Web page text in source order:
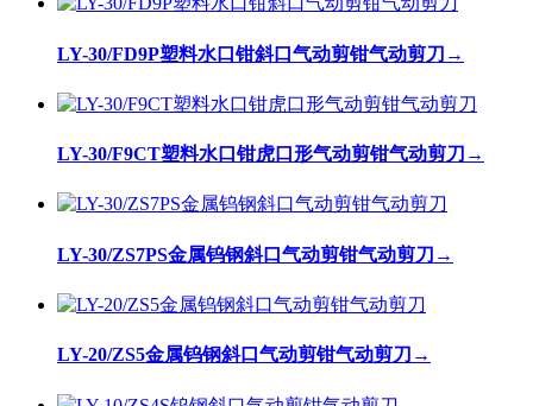
LY-30/FD9P塑料水口钳斜口气动剪钳气动剪刀 →
LY-30/F9CT塑料水口钳虎口形气动剪钳气动剪刀 →
LY-30/ZS7PS金属钨钢斜口气动剪钳气动剪刀 →
LY-20/ZS5金属钨钢斜口气动剪钳气动剪刀 →